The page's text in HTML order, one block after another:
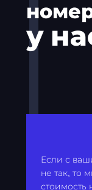
у
Если с
не так, то
стоимость